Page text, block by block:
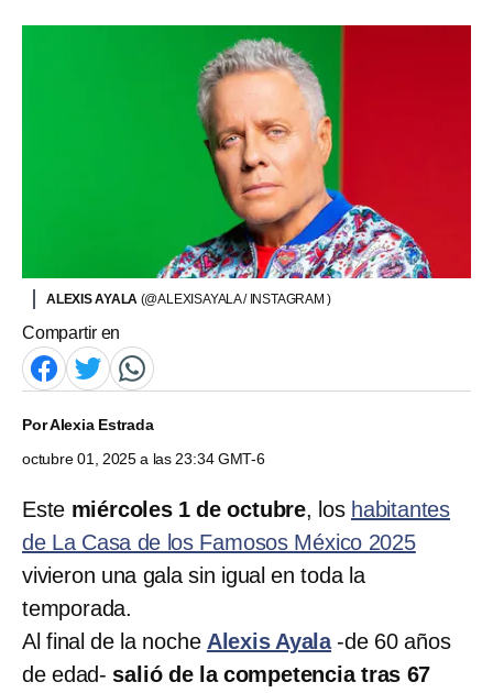
ALEXIS AYALA (@ALEXISAYALA / INSTAGRAM )
Compartir en
PorAlexia Estrada
octubre 01, 2025 a las 23:34 GMT-6
Este miércoles 1 de octubre, los habitantes
de La Casa de los Famosos México 2025
vivieron una gala sin igual en toda la
temporada.
Al final de la noche Alexis Ayala-de 60 años
de edad- salió de la competencia tras 67